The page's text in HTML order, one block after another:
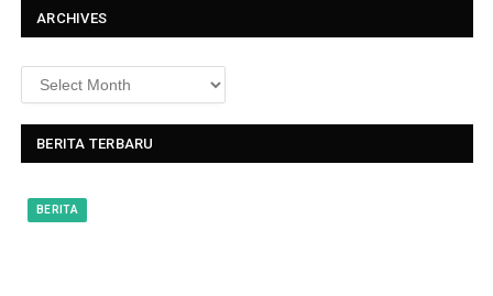
ARCHIVES
BERITA TERBARU
BERITA